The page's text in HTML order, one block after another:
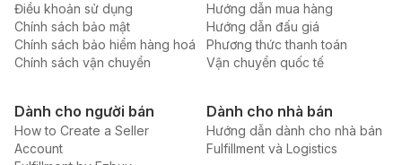
Điều khoản sử dụng
Chính sách bảo mật
Chính sách bảo hiểm hàng hoá
Chính sách vận chuyển
Hướng dẫn mua hàng
Hướng dẫn đấu giá
Phương thức thanh toán
Vận chuyển quốc tế
Dành cho người bán
How to Create a Seller
Account
Dành cho nhà bán
Hướng dẫn dành cho nhà bán
Fulfillment và Logistics